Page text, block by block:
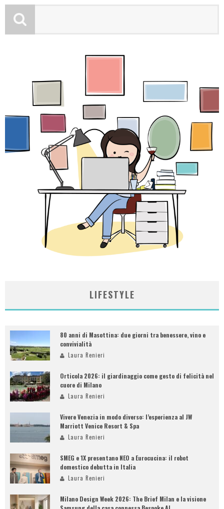
LIFESTYLE
80 anni di Masottina: due giorni tra benessere, vino e
convivialità
Laura Renieri
Orticola 2026: il giardinaggio come gesto di felicità nel
cuore di Milano
Laura Renieri
Vivere Venezia in modo diverso: l’esperienza al JW
Marriott Venice Resort & Spa
Laura Renieri
SMEG e 1X presentano NEO a Eurocucina: il robot
domestico debutta in Italia
Laura Renieri
Milano Design Week 2026: The Brief Milan e la visione